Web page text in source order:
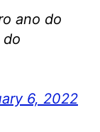
ano do
6, 2022